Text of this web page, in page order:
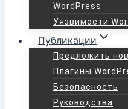
WordPress
Уязвимости
Публикации
Предложить
Плагины
Безопасность
Руководства